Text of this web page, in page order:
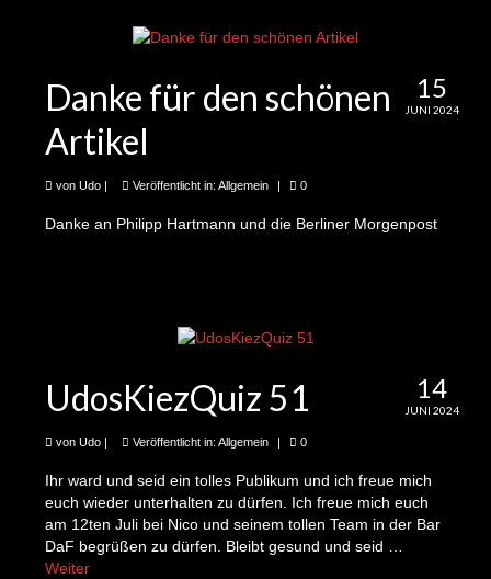
39te Folge 1243-5 Minuten Kieznews: Claire
40te Folge 1243-5 Minuten Kieznews: Udo
geht spazieren
41te Folge 1243-5 Minuten Kieznews: Jose,
und das gemeinsame Kompostieren
44te Folge 1243-5 Minuten Kieznews: Fenia
und der Laden der unbezahlbaren Dinge
45te Folge 1243-5 Minuten Kieznews:
Christoph und Miriam und die
Bürger:innenbeteiligung zum Kiezblock
46te Folge 1243-5 Minuten Kieznews: Sarah
und das Nachhaltigkeitsfest
15
JUNI 2024
Danke für den schönen
Artikel
von Udo | Veröffentlicht in: Allgemein | 0
Danke an Philipp Hartmann und die Berliner Morgenpost
14
JUNI 2024
UdosKiezQuiz 51
von Udo | Veröffentlicht in: Allgemein | 0
Ihr ward und seid ein tolles Publikum und ich freue mich
euch wieder unterhalten zu dürfen. Ich freue mich euch
am 12ten Juli bei Nico und seinem tollen Team in der Bar
DaF begrüßen zu dürfen. Bleibt gesund und seid …
Weiter